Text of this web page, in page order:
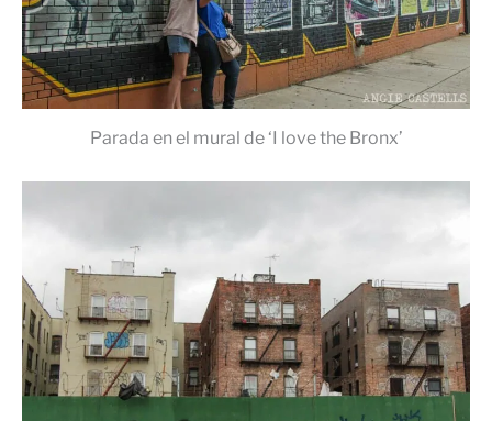
Parada en el mural de ‘I love the Bronx’